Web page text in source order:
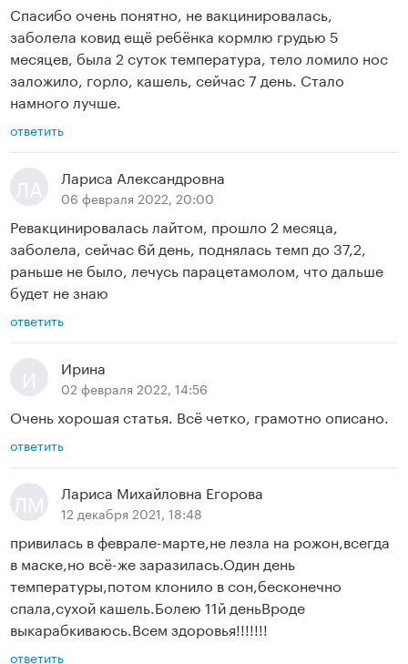
Спасибо очень понятно, не вакцинировалась,
заболела ковид ещё ребёнка кормлю грудью 5
месяцев, была 2 суток температура, тело ломило нос
заложило, горло, кашель, сейчас 7 день. Стало
намного лучше.
ответить
Лариса Александровна
06 февраля 2022, 20:00
Ревакцинировалась лайтом, прошло 2 месяца,
заболела, сейчас 6й день, поднялась темп до 37,2,
раньше не было, лечусь парацетамолом, что дальше
будет не знаю
ответить
Ирина
02 февраля 2022, 14:56
Очень хорошая статья. Всё четко, грамотно описано.
ответить
Лариса Михайловна Егорова
12 декабря 2021, 18:48
привилась в феврале-марте,не лезла на рожон,всегда
в маске,но всё-же заразилась.Один день
температуры,потом клонило в сон,бесконечно
спала,сухой кашель.Болею 11й деньВроде
выкарабкиваюсь.Всем здоровья!!!!!!!
ответить